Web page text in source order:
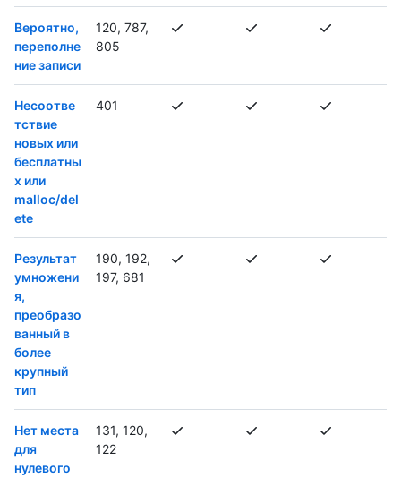
Вероятно,
переполне
ние записи
120, 787,
805
Несоотве
тствие
новых или
бесплатны
х или
malloc/del
ete
401
Результат
умножени
я,
преобразо
ванный в
более
крупный
тип
190, 192,
197, 681
Нет места
для
нулевого
131, 120,
122